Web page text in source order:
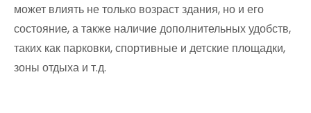
может влиять не только возраст здания, но и его
состояние, а также наличие дополнительных удобств,
таких как парковки, спортивные и детские площадки,
зоны отдыха и т.д.